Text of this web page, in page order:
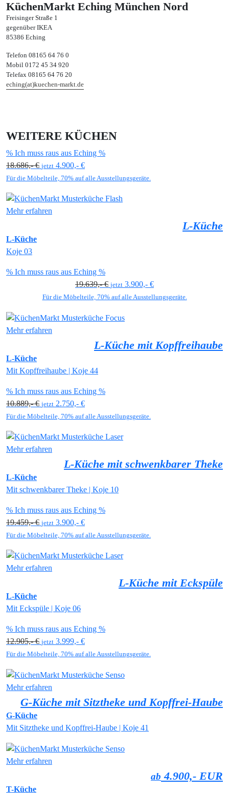
KüchenMarkt Eching München Nord
Freisinger Straße 1
gegenüber IKEA
85386 Eching
Telefon 08165 64 76 0
Mobil 0172 45 34 920
Telefax 08165 64 76 20
eching(at)kuechen-markt.de
WEITERE KÜCHEN
% Ich muss raus aus Eching %
18.686,- € jetzt 4.900,- €
Für die Möbelteile, 70% auf alle Ausstellungsgeräte.
Mehr erfahren
L-Küche
L-Küche
Koje 03
% Ich muss raus aus Eching %
19.639,- € jetzt 3.900,- €
Für die Möbelteile, 70% auf alle Ausstellungsgeräte.
Mehr erfahren
L-Küche mit Kopffreihaube
L-Küche
Mit Kopffreihaube | Koje 44
% Ich muss raus aus Eching %
10.889,- € jetzt 2.750,- €
Für die Möbelteile, 70% auf alle Ausstellungsgeräte.
Mehr erfahren
L-Küche mit schwenkbarer Theke
L-Küche
Mit schwenkbarer Theke | Koje 10
% Ich muss raus aus Eching %
19.459,- € jetzt 3.900,- €
Für die Möbelteile, 70% auf alle Ausstellungsgeräte.
Mehr erfahren
L-Küche mit Eckspüle
L-Küche
Mit Eckspüle | Koje 06
% Ich muss raus aus Eching %
12.905,- € jetzt 3.999,- €
Für die Möbelteile, 70% auf alle Ausstellungsgeräte.
Mehr erfahren
G-Küche mit Sitztheke und Kopffrei-Haube
G-Küche
Mit Sitztheke und Kopffrei-Haube | Koje 41
Mehr erfahren
ab 4.900,- EUR
T-Küche